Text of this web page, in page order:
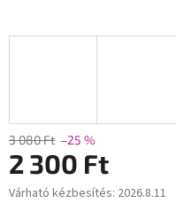
3 080 Ft –25 %
2 300 Ft
Egységár:
Várható kézbesítés: 2026.8.11